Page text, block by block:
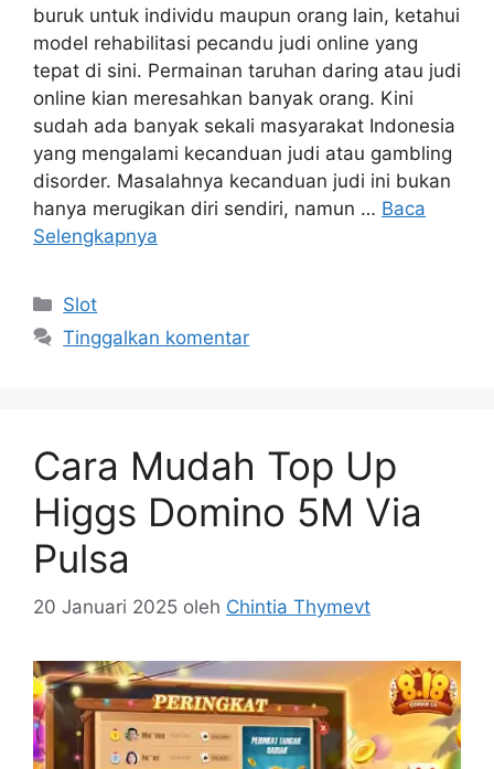
buruk untuk individu maupun orang lain, ketahui
model rehabilitasi pecandu judi online yang
tepat di sini. Permainan taruhan daring atau judi
online kian meresahkan banyak orang. Kini
sudah ada banyak sekali masyarakat Indonesia
yang mengalami kecanduan judi atau gambling
disorder. Masalahnya kecanduan judi ini bukan
hanya merugikan diri sendiri, namun … Baca
Selengkapnya
Kategori
Slot
Tinggalkan komentar
Cara Mudah Top Up
Higgs Domino 5M Via
Pulsa
20 Januari 2025 oleh Chintia Thymevt